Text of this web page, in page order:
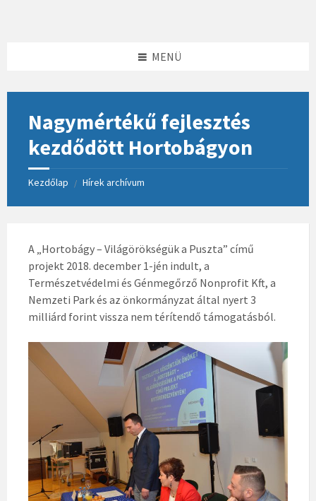
MENÜ
Nagymértékű fejlesztés
kezdődött Hortobágyon
Kezdőlap / Hírek archívum
A „Hortobágy – Világörökségük a Puszta” című
projekt 2018. december 1-jén indult, a
Természetvédelmi és Génmegőrző Nonprofit Kft, a
Nemzeti Park és az önkormányzat által nyert 3
milliárd forint vissza nem térítendő támogatásból.